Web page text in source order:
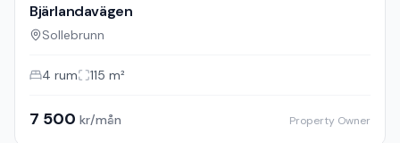
Bjärlandavägen
Sollebrunn
4 rum 115 m²
7 500 kr/mån Property Owner